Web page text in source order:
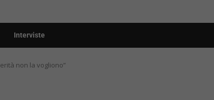
Interviste
non la vogliono”